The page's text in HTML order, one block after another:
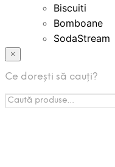
Biscuiti
Bomboane
SodaStream
Espressoare Cafea
Accesorii
×
Ce dorești să cauți?
Caută: